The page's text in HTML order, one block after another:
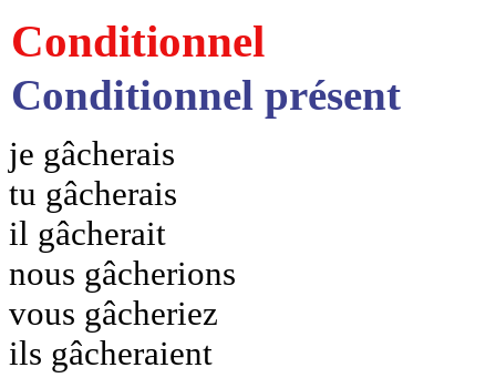
Conditionnel
Conditionnel présent
je gâcherais
tu gâcherais
il gâcherait
nous gâcherions
vous gâcheriez
ils gâcheraient